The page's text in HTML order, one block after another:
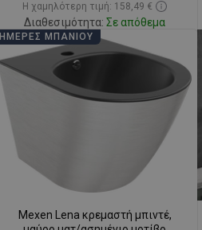
Η χαμηλότερη τιμή: 158,49 €
Διαθεσιμότητα: Σε απόθεμα
Στο καλάθι
Σύγκριση
ΗΜΈΡΕΣ ΜΠΆΝΙΟΥ
Mexen Lena κρεμαστή μπιντέ,